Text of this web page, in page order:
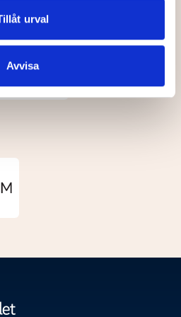
informationen med annan
eller som de har
urval
Avvisa